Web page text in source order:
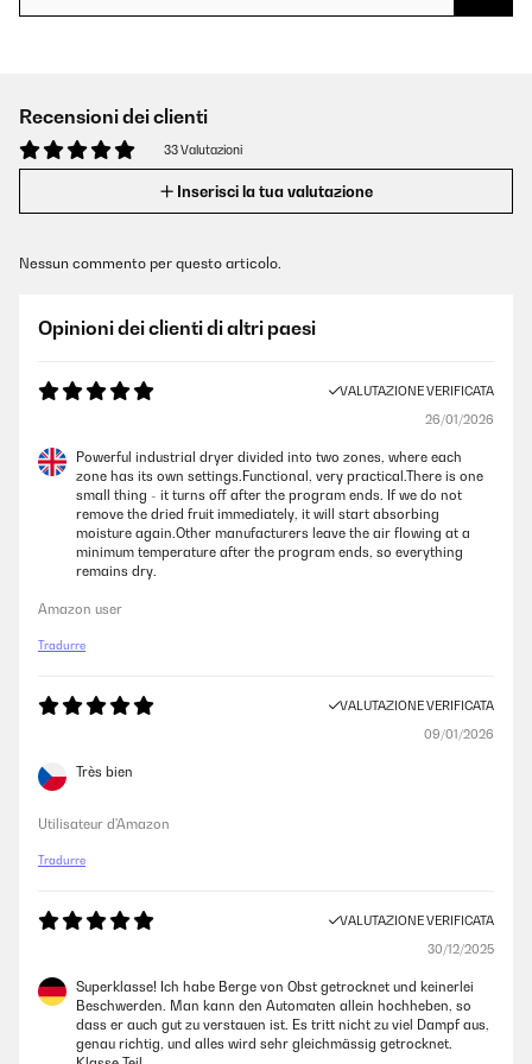
Recensioni dei clienti
33 Valutazioni
Inserisci la tua valutazione
Nessun commento per questo articolo.
Opinioni dei clienti di altri paesi
VALUTAZIONE VERIFICATA
26/01/2026
Powerful industrial dryer divided into two zones, where each
zone has its own settings.Functional, very practical.There is one
small thing - it turns off after the program ends. If we do not
remove the dried fruit immediately, it will start absorbing
moisture again.Other manufacturers leave the air flowing at a
minimum temperature after the program ends, so everything
remains dry.
Amazon user
Tradurre
VALUTAZIONE VERIFICATA
09/01/2026
Très bien
Utilisateur d'Amazon
Tradurre
VALUTAZIONE VERIFICATA
30/12/2025
Superklasse! Ich habe Berge von Obst getrocknet und keinerlei
Beschwerden. Man kann den Automaten allein hochheben, so
dass er auch gut zu verstauen ist. Es tritt nicht zu viel Dampf aus,
genau richtig, und alles wird sehr gleichmässig getrocknet.